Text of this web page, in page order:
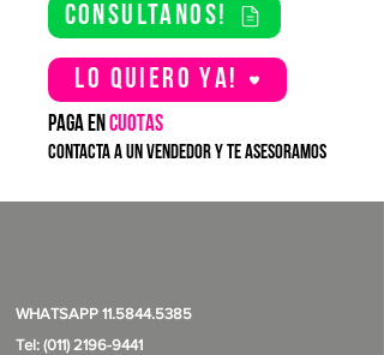
consultanos!
PAGA ENCUOTAS
Lo quiero YA!
contacta a un vendedor y te asesoramos
WHATSAPP 11.5844.5385
Tel: (011) 2196-9441